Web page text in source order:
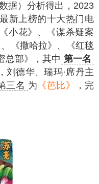
据）分析得出，2023
新上榜的十大热门电
小花》、《谋杀疑案
《撒哈拉》、《红毯
总部》，其中 第一名
，刘德华、瑞玛·席丹主
三名 为 《芭比》
，完